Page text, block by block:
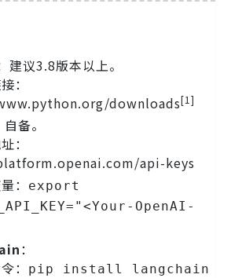
建议3.8版本以上。
：
downloads[1]
自备。
：
api-keys
：
export
OpenAI-
：
：
pip install langchain